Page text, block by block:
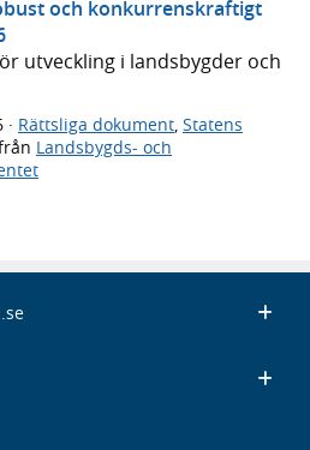
och konkurrenskraftigt
utveckling i landsbygder och
· Rättsliga dokument, Statens
Landsbygds- och